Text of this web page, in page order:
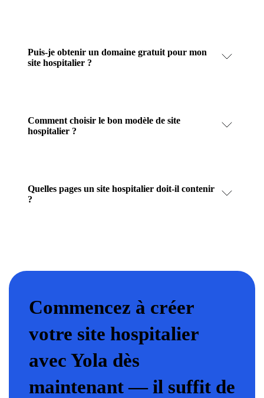
Puis-je obtenir un domaine gratuit pour mon
site hospitalier ?
Comment choisir le bon modèle de site
hospitalier ?
Quelles pages un site hospitalier doit-il contenir
?
Commencez à créer
votre site hospitalier
avec Yola dès
maintenant — il suffit de